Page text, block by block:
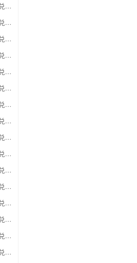
移动充值卡（面值千万别选错）兑换便利通卡
移动充值卡（面值千万别选错）兑换同程旅游卡
移动充值卡（面值千万别选错）兑换万能消费卡
移动充值卡（面值千万别选错）兑换生活杉德卡
移动充值卡（面值千万别选错）兑换世通卡
移动充值卡（面值千万别选错）兑换商盟卡
移动充值卡（面值千万别选错）兑换赢点生活卡
移动充值卡（面值千万别选错）兑换智惠卡
移动充值卡（面值千万别选错）兑换途牛商旅卡
移动充值卡（面值千万别选错）兑换天天一卡通
移动充值卡（面值千万别选错）兑换(易初)卜蜂莲花礼品卡
移动充值卡（面值千万别选错）兑换神州运通超级卡(运通网购卡)
移动充值卡（面值千万别选错）兑换中石油省卡
移动充值卡（面值千万别选错）兑换必胜客
移动充值卡（面值千万别选错）兑换星巴克
移动充值卡（面值千万别选错）兑换哈根达斯电子券